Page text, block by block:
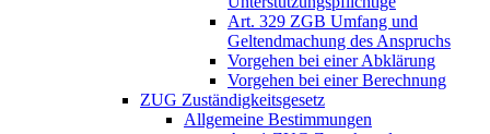
Art. 329 ZGB Umfang und
Geltendmachung des Anspruchs
Vorgehen bei einer Abklärung
Vorgehen bei einer Berechnung
ZUG Zuständigkeitsgesetz
Allgemeine Bestimmungen